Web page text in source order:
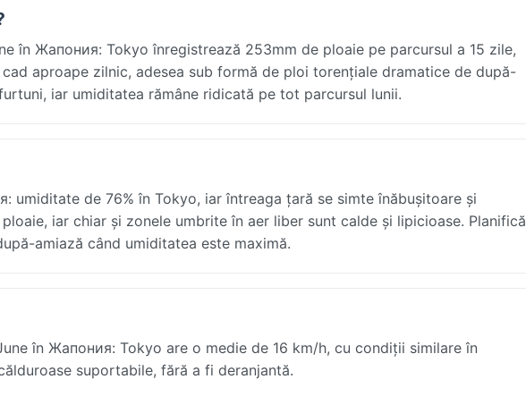
în Жапония: Tokyo înregistrează 253mm de ploaie pe parcursul a 15 zile,
aproape zilnic, adesea sub formă de ploi torențiale dramatice de după-
iar umiditatea rămâne ridicată pe tot parcursul lunii.
umiditate de 76% în Tokyo, iar întreaga țară se simte înăbușitoare și
iar chiar și zonele umbrite în aer liber sunt calde și lipicioase. Planifică
amiază când umiditatea este maximă.
în Жапония: Tokyo are o medie de 16 km/h, cu condiții similare în
suportabile, fără a fi deranjantă.